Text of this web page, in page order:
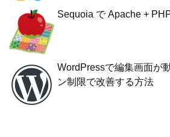
Sequoia で Apache +
WordPressで編集画面が
ン制限で改善する方法